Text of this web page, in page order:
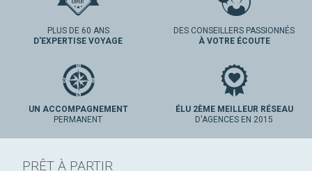
PLUS DE 60 ANS
D'EXPERTISE VOYAGE
DES CONSEILLERS PASSIONNÉS
À VOTRE ÉCOUTE
UN ACCOMPAGNEMENT
PERMANENT
ÉLU 2ÈME MEILLEUR RÉSEAU
D'AGENCES EN 2015
PRÊT À PARTIR